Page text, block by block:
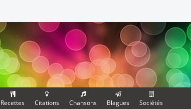
Recettes Citations Chansons Blagues Sociétés